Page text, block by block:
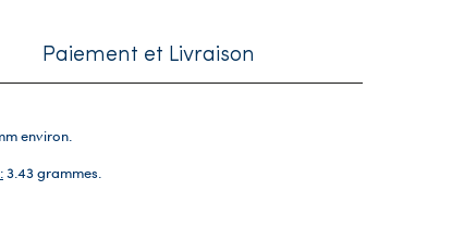
Paiement et Livraison
environ.
3.43 grammes.